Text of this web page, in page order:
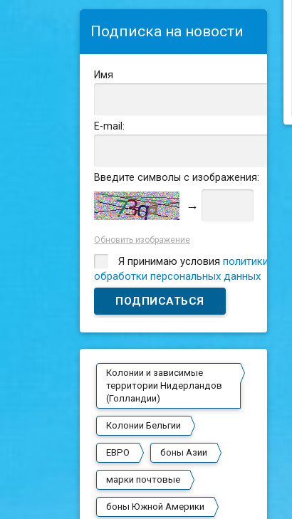
Подписка на новости
Имя
E-mail:
Введите символы с изображения:
→
Обновить изображение
Я принимаю условияполитики
обработки персональных данных
Колонии и зависимые
территории Нидерландов
(Голландии)
Колонии Бельгии
ЕВРО боны Азии
марки почтовые
боны Южной Америки